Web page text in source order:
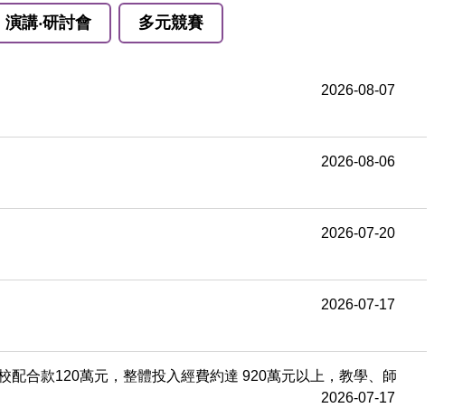
演講‧研討會 多元競賽
2026-08-07
2026-08-06
2026-07-20
2026-07-17
配合款120萬元，整體投入經費約達 920萬元以上，教學、師
2026-07-17